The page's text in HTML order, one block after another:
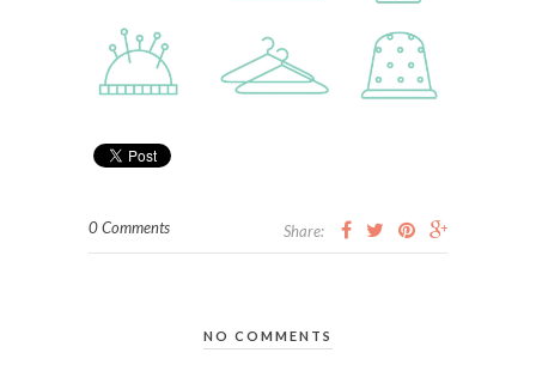
0 Comments Share:
NO COMMENTS